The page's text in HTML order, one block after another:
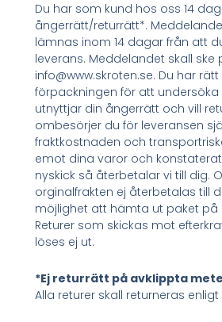
Du har som kund hos oss 14
ångerrätt/returrätt*.
lämnas inom 14 dagar från att
leverans. Meddelandet skall ske
info@www.skroten.se. Du har
förpackningen för att undersöka
utnyttjar din ångerrätt och vill
ombesörjer du för leveransen
fraktkostnaden och
emot dina varor och
nyskick så återbetalar vi till dig.
orginalfrakten ej återbetalas till
möjlighet att hämta ut paket på
Returer som skickas mot
löses ej ut.
*Ej returrätt på avklippta
Alla returer skall returneras